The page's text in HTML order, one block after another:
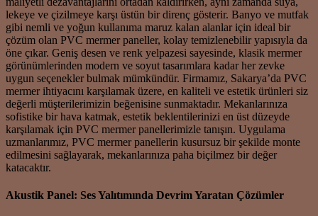
lekeye ve çizilmeye karşı üstün bir direnç gösterir. Banyo ve mutfak
gibi nemli ve yoğun kullanıma maruz kalan alanlar için ideal bir
çözüm olan PVC mermer paneller, kolay temizlenebilir yapısıyla da
öne çıkar. Geniş desen ve renk yelpazesi sayesinde, klasik mermer
görünümlerinden modern ve soyut tasarımlara kadar her zevke
uygun seçenekler bulmak mümkündür. Firmamız, Sakarya’da PVC
mermer ihtiyacını karşılamak üzere, en kaliteli ve estetik ürünleri siz
değerli müşterilerimizin beğenisine sunmaktadır. Mekanlarınıza
sofistike bir hava katmak, estetik beklentilerinizi en üst düzeyde
karşılamak için PVC mermer panellerimizle tanışın. Uygulama
uzmanlarımız, PVC mermer panellerin kusursuz bir şekilde monte
edilmesini sağlayarak, mekanlarınıza paha biçilmez bir değer
katacaktır.
Akustik Panel: Ses Yalıtımında Devrim Yaratan Çözümler